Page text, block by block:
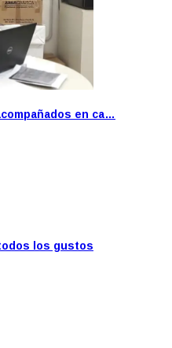
en ca…
los gustos